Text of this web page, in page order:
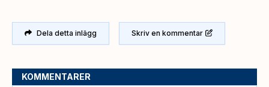
Dela detta inlägg Skriv en kommentar
KOMMENTARER